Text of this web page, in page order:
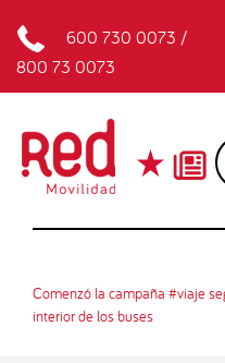
600 730 0073 /
800 73 0073
Comenzó la campaña #viaje
interior de los buses